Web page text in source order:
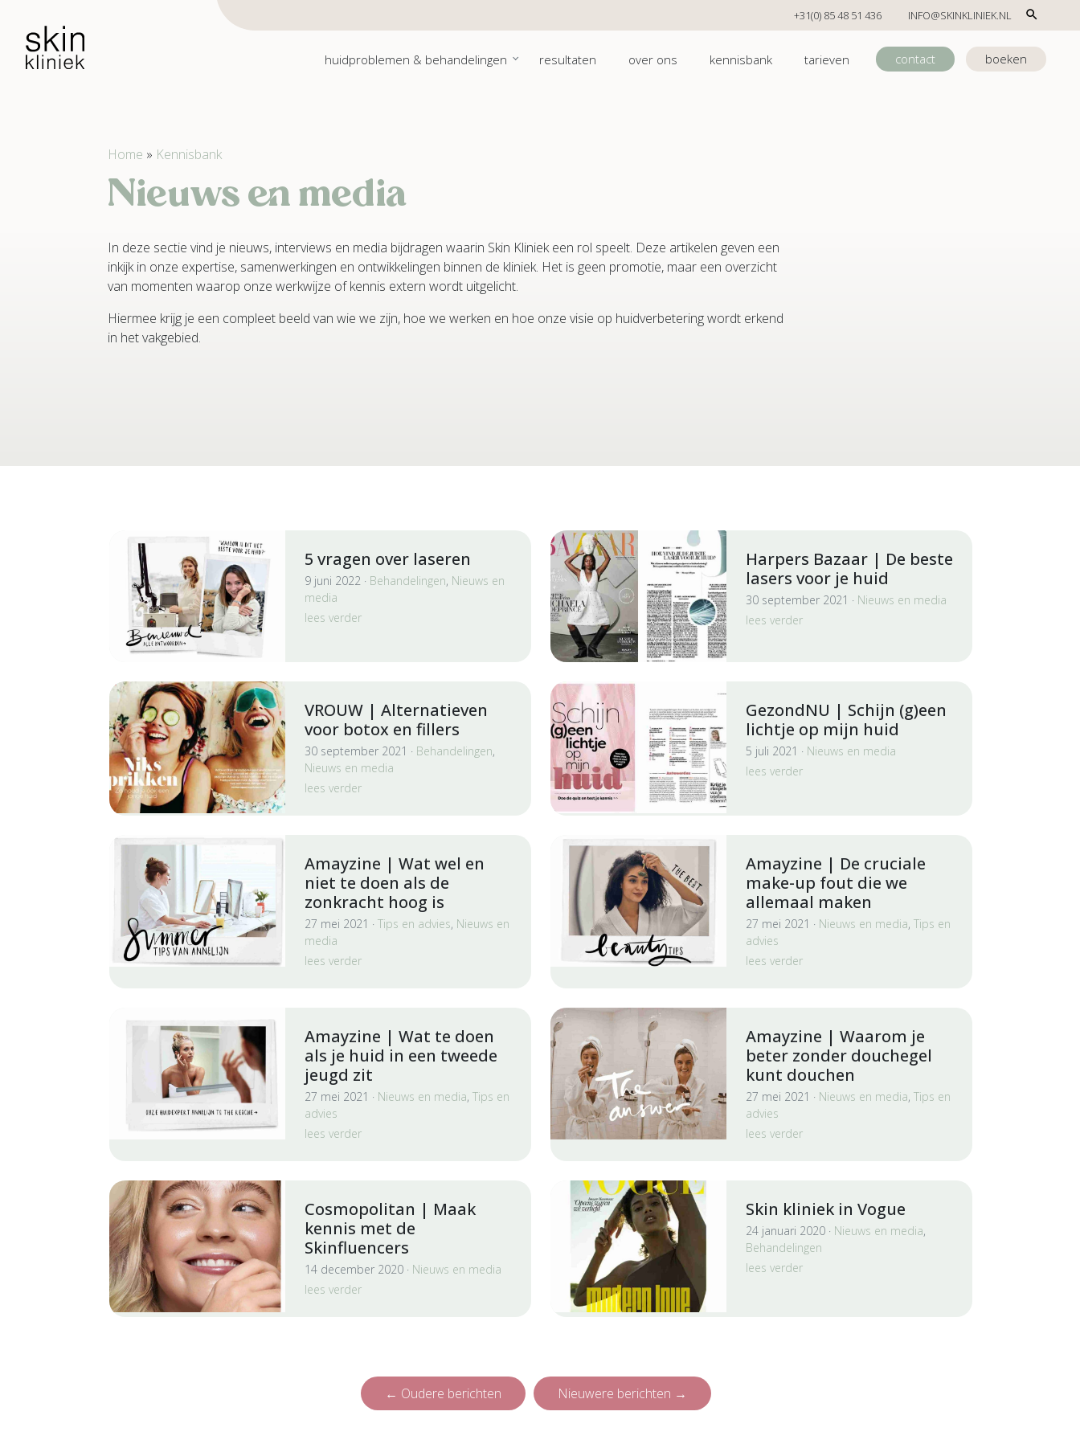
+31(0) 85 48 51 436 INFO@SKINKLINIEK.NL
huidproblemen & behandelingen resultaten over ons kennisbank tarieven contact boeken
Home » Kennisbank
Nieuws en media
In deze sectie vind je nieuws, interviews en media bijdragen waarin Skin Kliniek een rol speelt. Deze artikelen geven een
inkijk in onze expertise, samenwerkingen en ontwikkelingen binnen de kliniek. Het is geen promotie, maar een overzicht
van momenten waarop onze werkwijze of kennis extern wordt uitgelicht.
Hiermee krijg je een compleet beeld van wie we zijn, hoe we werken en hoe onze visie op huidverbetering wordt erkend
in het vakgebied.
5 vragen over laseren
9 juni 2022 · Behandelingen, Nieuws en
media
lees verder
Harpers Bazaar | De beste
lasers voor je huid
30 september 2021 · Nieuws en media
lees verder
VROUW | Alternatieven
voor botox en fillers
30 september 2021 · Behandelingen,
Nieuws en media
lees verder
GezondNU | Schijn (g)een
lichtje op mijn huid
5 juli 2021 · Nieuws en media
lees verder
Amayzine | Wat wel en
niet te doen als de
zonkracht hoog is
27 mei 2021 · Tips en advies, Nieuws en
media
lees verder
Amayzine | De cruciale
make-up fout die we
allemaal maken
27 mei 2021 · Nieuws en media, Tips en
advies
lees verder
Amayzine | Wat te doen
als je huid in een tweede
jeugd zit
27 mei 2021 · Nieuws en media, Tips en
advies
lees verder
Amayzine | Waarom je
beter zonder douchegel
kunt douchen
27 mei 2021 · Nieuws en media, Tips en
advies
lees verder
Cosmopolitan | Maak
kennis met de
Skinfluencers
14 december 2020 · Nieuws en media
lees verder
Skin kliniek in Vogue
24 januari 2020 · Nieuws en media,
Behandelingen
lees verder
← Oudere berichten Nieuwere berichten →